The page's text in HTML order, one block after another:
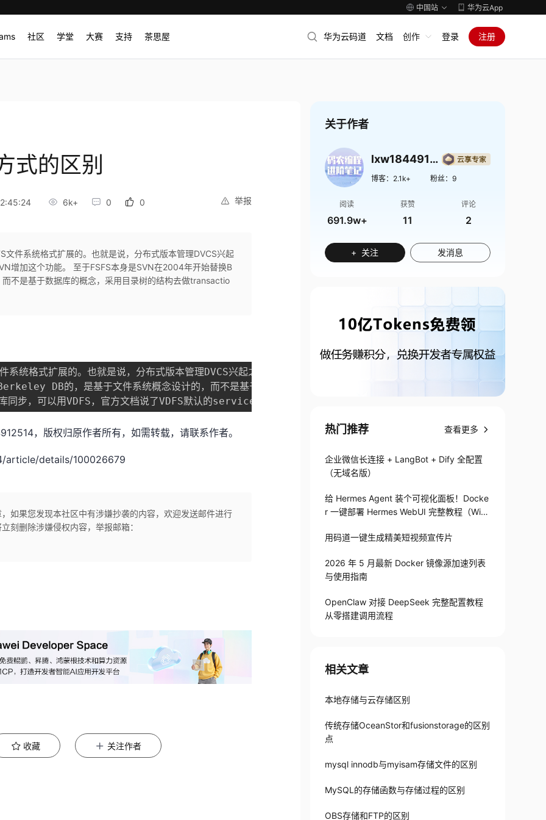
中国站 华为云App
社区 学堂 大赛 支持 茶思屋 华为云码道 文档 创作 登录 注册
式的区别
举报
6k+ 0 0
文件系统格式扩展的。也就是说，分布式版本管理DVCS兴起
增加这个功能。 至于FSFS本身是SVN在2004年开始替换B
不是基于数据库的概念，采用目录树的结构去做transactio
统格式扩展的。也就是说，分布式版本管理DVCS兴起之后，大家发现多个仓库的好处了，开始给SVN增加这个功能。
DB的，是基于文件系统概念设计的，而不是基于数据库的概念，采用目录树的结构去做transaction，可以
，版权归原作者所有，如需转载，请联系作者。
article/details/100026679
如果您发现本社区中有涉嫌抄袭的内容，欢迎发送邮件进行
刻删除涉嫌侵权内容，举报邮箱：
收藏 关注作者
关于作者
lxw1844912514
博客： 2.1k+ 粉丝： 9
阅读
691.9w+
获赞
11
评论
2
+ 关注 发消息
热门推荐 查看更多
企业微信长连接 + LangBot + Dify 全配置
（无域名版）
给 Hermes Agent 装个可视化面板！Docke
r 一键部署 Hermes WebUI 完整教程（Win
用码道一键生成精美短视频宣传片
2026 年 5 月最新 Docker 镜像源加速列表
与使用指南
OpenClaw 对接 DeepSeek 完整配置教程
从零搭建调用流程
相关文章
本地存储与云存储区别
传统存储OceanStor和fusionstorage的区别
点
mysql innodb与myisam存储文件的区别
MySQL的存储函数与存储过程的区别
OBS存储和FTP的区别